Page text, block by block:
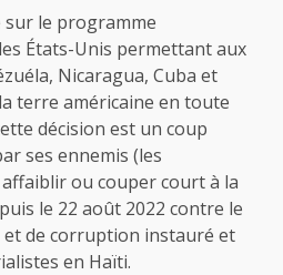
sur le programme
États-Unis permettant aux
Nicaragua, Cuba et
terre américaine en toute
décision est un coup
ses ennemis (les
ou couper court à la
le 22 août 2022 contre le
et de corruption instauré et
en Haïti.